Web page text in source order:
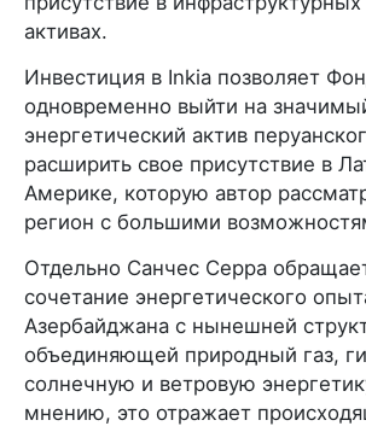
активах.
Инвестиция в Inkia позволяет
одновременно выйти на
энергетический актив
расширить свое присутствие в
Америке, которую автор
регион с большими
Отдельно Санчес Серра
сочетание энергетического
Азербайджана с нынешней
объединяющей природный газ,
солнечную и ветровую
мнению, это отражает